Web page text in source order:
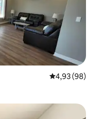
prosječna
4,93 (98)